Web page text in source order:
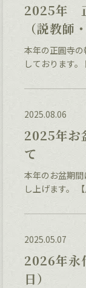
2025年
（説教師
本年の正圓寺
しております
等は必要ござ
ざいますので、
2025年お
て
本年のお盆期
し上げます。
経】 【顕龍殿
ております。
2025.08.06
2026年永
日）
2025.05.07